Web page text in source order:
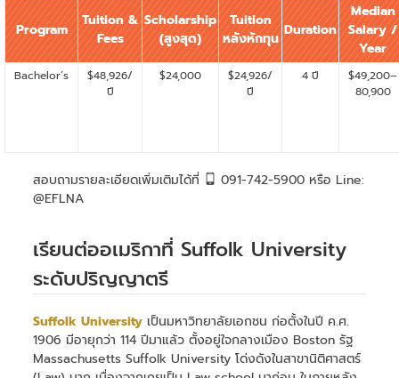
Program
Tuition &
Fees
Scholarship
(สูงสุด)
Tuition
หลังหักทุน Duration
Median
Salary /
Year
Bachelor’s
$48,926/
ปี
$24,000
$24,926/
ปี
4 ปี
$49,200–
80,900
สอบถามรายละเอียดเพิ่มเติมได้ที่
091-742-5900 หรือ Line:
@EFLNA
เรียนต่ออเมริกาที่ Suffolk University
ระดับปริญญาตรี
Suffolk University เป็นมหาวิทยาลัยเอกชน ก่อตั้งในปี ค.ศ.
1906 มีอายุกว่า 114 ปีมาแล้ว ตั้งอยู่ใจกลางเมือง Boston รัฐ
Massachusetts Suffolk University โด่งดังในสาขานิติศาสตร์